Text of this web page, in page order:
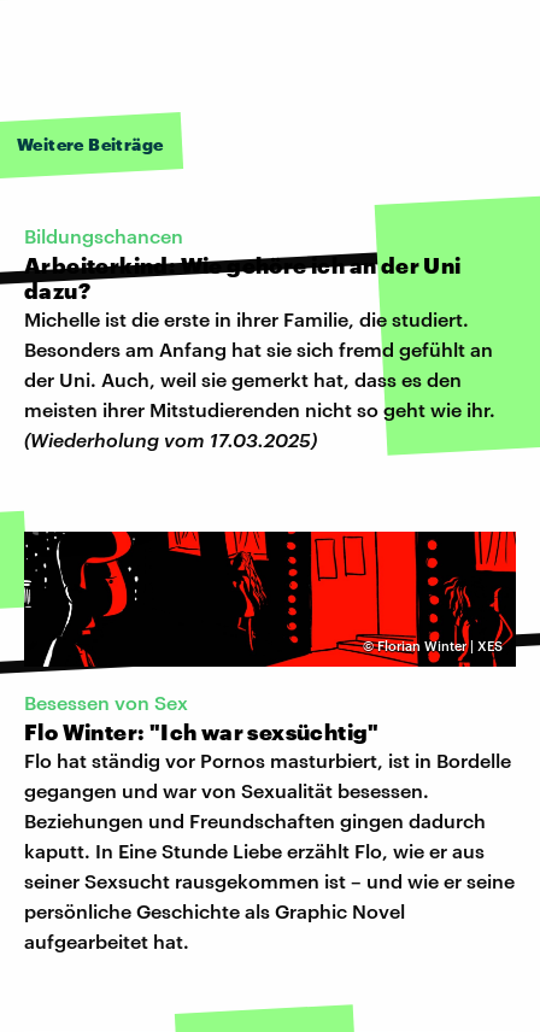
Weitere Beiträge
Bildungschancen
Arbeiterkind: Wie gehöre ich an der Uni
dazu?
Michelle ist die erste in ihrer Familie, die studiert.
Besonders am Anfang hat sie sich fremd gefühlt an
der Uni. Auch, weil sie gemerkt hat, dass es den
meisten ihrer Mitstudierenden nicht so geht wie ihr.
(Wiederholung vom 17.03.2025)
©Florian Winter | XES
Besessen von Sex
Flo Winter: "Ich war sexsüchtig"
Flo hat ständig vor Pornos masturbiert, ist in Bordelle
gegangen und war von Sexualität besessen.
Beziehungen und Freundschaften gingen dadurch
kaputt. In Eine Stunde Liebe erzählt Flo, wie er aus
seiner Sexsucht rausgekommen ist – und wie er seine
persönliche Geschichte als Graphic Novel
aufgearbeitet hat.